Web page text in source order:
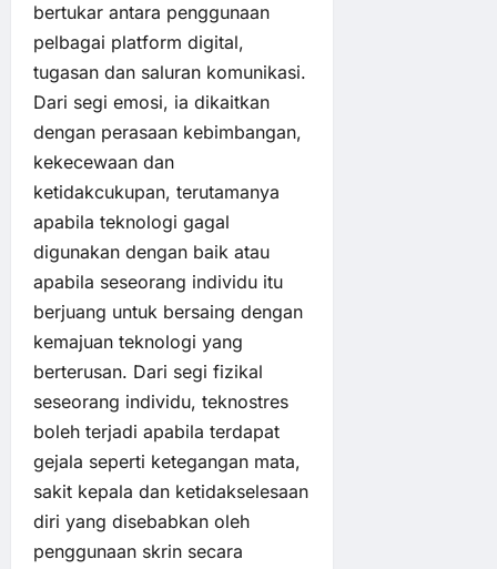
bertukar antara penggunaan
pelbagai platform digital,
tugasan dan saluran komunikasi.
Dari segi emosi, ia dikaitkan
dengan perasaan kebimbangan,
kekecewaan dan
ketidakcukupan, terutamanya
apabila teknologi gagal
digunakan dengan baik atau
apabila seseorang individu itu
berjuang untuk bersaing dengan
kemajuan teknologi yang
berterusan. Dari segi fizikal
seseorang individu, teknostres
boleh terjadi apabila terdapat
gejala seperti ketegangan mata,
sakit kepala dan ketidakselesaan
diri yang disebabkan oleh
penggunaan skrin secara